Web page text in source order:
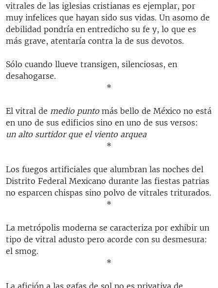
vitrales de las iglesias cristianas es ejemplar, por
muy infelices que hayan sido sus vidas. Un asomo de
debilidad pondría en entredicho su fe y, lo que es
más grave, atentaría contra la de sus devotos.
Sólo cuando llueve transigen, silenciosas, en
desahogarse.
*
El vitral de medio punto más bello de México no está
en uno de sus edificios sino en uno de sus versos:
un alto surtidor que el viento arquea
*
Los fuegos artificiales que alumbran las noches del
Distrito Federal Mexicano durante las fiestas patrias
no esparcen chispas sino polvo de vitrales triturados.
*
La metrópolis moderna se caracteriza por exhibir un
tipo de vitral adusto pero acorde con su desmesura:
el smog.
*
La afición a las gafas de sol no es privativa de